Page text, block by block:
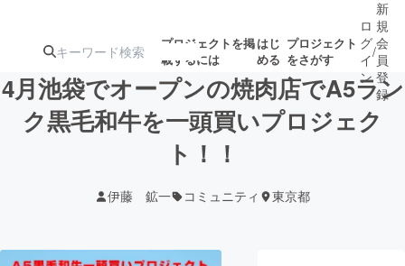
プロジェクトを掲
載するには
はじ
める
プロジェクト
をさがす
注目の新着プロ
募集終了が近いプ
ロ
グ
イ
ン
/
新
規
会
員
登
録
4月池袋でオープンの焼肉店でA5ラン
ク黒毛和牛を一頭買いプロジェク
ト！！
伊藤 鉱一 コミュニティ 東京都